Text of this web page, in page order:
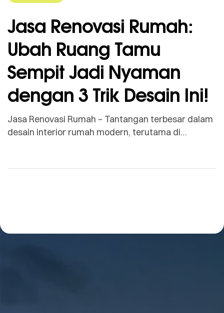
Jasa Renovasi Rumah:
Ubah Ruang Tamu
Sempit Jadi Nyaman
dengan 3 Trik Desain Ini!
Jasa Renovasi Rumah – Tantangan terbesar dalam
desain interior rumah modern, terutama di
dengan trik desain yang tepat, Anda bisa